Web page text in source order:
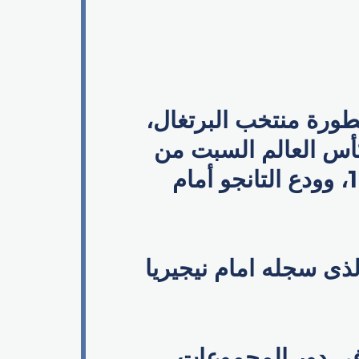
منتخب البرتغال،
العالم السبت من
دور الـ16، حيث ودع بطل أوروبا البطولة أمام أوروجواى 2-1، وودع التانجو أمام
سجله امام نيجيريا